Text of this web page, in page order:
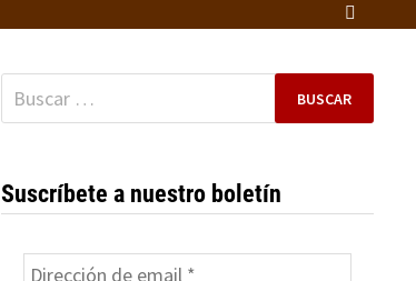
Buscar:
Suscríbete a nuestro boletín